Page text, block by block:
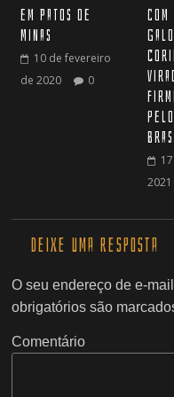
em Patos de
Minas
10 de fevereiro
de 2020
0
pelo
2021
Deixe uma resposta
O seu endereço de e-
obrigatórios são
Comentário